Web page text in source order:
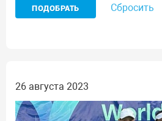
Сбросить
26 августа 2023